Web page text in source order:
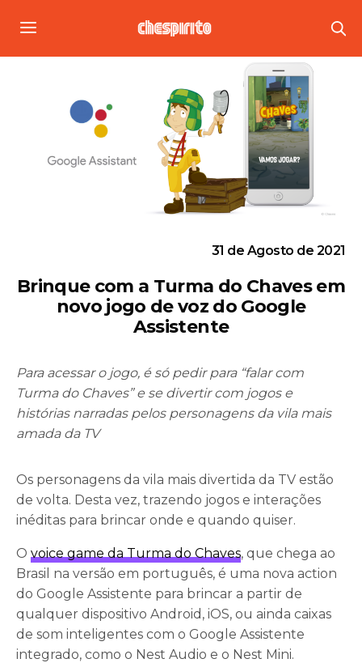
31 de Agosto de 2021
Brinque com a Turma do Chaves em
novo jogo de voz do Google
Assistente
Para acessar o jogo, é só pedir para “falar com
Turma do Chaves” e se divertir com jogos e
histórias narradas pelos personagens da vila mais
amada da TV
Os personagens da vila mais divertida da TV estão
de volta. Desta vez, trazendo jogos e interações
inéditas para brincar onde e quando quiser.
Ovoice game da Turma do Chaves, que chega ao
Brasil na versão em português, é uma nova action
do Google Assistente para brincar a partir de
qualquer dispositivo Android, iOS, ou ainda caixas
de som inteligentes com o Google Assistente
integrado, como o Nest Audio e o Nest Mini.